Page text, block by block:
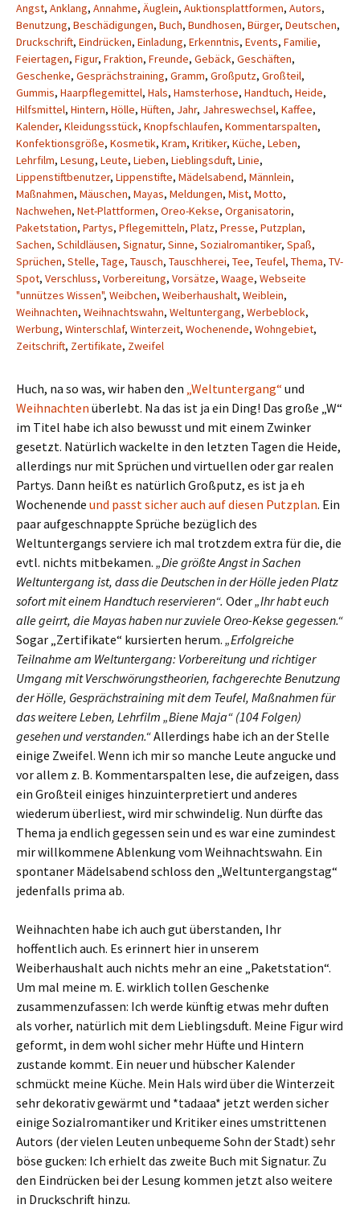
Angst, Anklang, Annahme, Äuglein, Auktionsplattformen, Autors,
Benutzung, Beschädigungen, Buch, Bundhosen, Bürger, Deutschen,
Druckschrift, Eindrücken, Einladung, Erkenntnis, Events, Familie,
Feiertagen, Figur, Fraktion, Freunde, Gebäck, Geschäften,
Geschenke, Gesprächstraining, Gramm, Großputz, Großteil,
Gummis, Haarpflegemittel, Hals, Hamsterhose, Handtuch, Heide,
Hilfsmittel, Hintern, Hölle, Hüften, Jahr, Jahreswechsel, Kaffee,
Kalender, Kleidungsstück, Knopfschlaufen, Kommentarspalten,
Konfektionsgröße, Kosmetik, Kram, Kritiker, Küche, Leben,
Lehrfilm, Lesung, Leute, Lieben, Lieblingsduft, Linie,
Lippenstiftbenutzer, Lippenstifte, Mädelsabend, Männlein,
Maßnahmen, Mäuschen, Mayas, Meldungen, Mist, Motto,
Nachwehen, Net-Plattformen, Oreo-Kekse, Organisatorin,
Paketstation, Partys, Pflegemitteln, Platz, Presse, Putzplan,
Sachen, Schildläusen, Signatur, Sinne, Sozialromantiker, Spaß,
Sprüchen, Stelle, Tage, Tausch, Tauschherei, Tee, Teufel, Thema, TV-
Spot, Verschluss, Vorbereitung, Vorsätze, Waage, Webseite
"unnützes Wissen", Weibchen, Weiberhaushalt, Weiblein,
Weihnachten, Weihnachtswahn, Weltuntergang, Werbeblock,
Werbung, Winterschlaf, Winterzeit, Wochenende, Wohngebiet,
Zeitschrift, Zertifikate, Zweifel
Huch, na so was, wir haben den „Weltuntergang“ und
Weihnachten überlebt. Na das ist ja ein Ding! Das große „W“
im Titel habe ich also bewusst und mit einem Zwinker
gesetzt. Natürlich wackelte in den letzten Tagen die Heide,
allerdings nur mit Sprüchen und virtuellen oder gar realen
Partys. Dann heißt es natürlich Großputz, es ist ja eh
Wochenende und passt sicher auch auf diesen Putzplan. Ein
paar aufgeschnappte Sprüche bezüglich des
Weltuntergangs serviere ich mal trotzdem extra für die, die
evtl. nichts mitbekamen. „Die größte Angst in Sachen
Weltuntergang ist, dass die Deutschen in der Hölle jeden Platz
sofort mit einem Handtuch reservieren“. Oder„Ihr habt euch
alle geirrt, die Mayas haben nur zuviele Oreo-Kekse gegessen.“
Sogar „Zertifikate“ kursierten herum. „Erfolgreiche
Teilnahme am Weltuntergang: Vorbereitung und richtiger
Umgang mit Verschwörungstheorien, fachgerechte Benutzung
der Hölle, Gesprächstraining mit dem Teufel, Maßnahmen für
das weitere Leben, Lehrfilm „Biene Maja“ (104 Folgen)
gesehen und verstanden.“Allerdings habe ich an der Stelle
einige Zweifel. Wenn ich mir so manche Leute angucke und
vor allem z. B. Kommentarspalten lese, die aufzeigen, dass
ein Großteil einiges hinzuinterpretiert und anderes
wiederum überliest, wird mir schwindelig. Nun dürfte das
Thema ja endlich gegessen sein und es war eine zumindest
mir willkommene Ablenkung vom Weihnachtswahn. Ein
spontaner Mädelsabend schloss den „Weltuntergangstag“
jedenfalls prima ab.
Weihnachten habe ich auch gut überstanden, Ihr
hoffentlich auch. Es erinnert hier in unserem
Weiberhaushalt auch nichts mehr an eine „Paketstation“.
Um mal meine m. E. wirklich tollen Geschenke
zusammenzufassen: Ich werde künftig etwas mehr duften
als vorher, natürlich mit dem Lieblingsduft. Meine Figur wird
geformt, in dem wohl sicher mehr Hüfte und Hintern
zustande kommt. Ein neuer und hübscher Kalender
schmückt meine Küche. Mein Hals wird über die Winterzeit
sehr dekorativ gewärmt und *tadaaa* jetzt werden sicher
einige Sozialromantiker und Kritiker eines umstrittenen
Autors (der vielen Leuten unbequeme Sohn der Stadt) sehr
böse gucken: Ich erhielt das zweite Buch mit Signatur. Zu
den Eindrücken bei der Lesung kommen jetzt also weitere
in Druckschrift hinzu.